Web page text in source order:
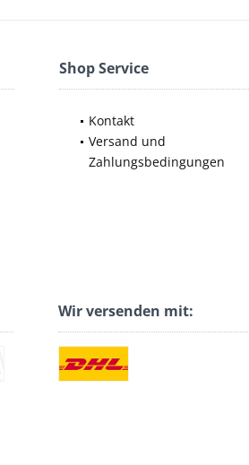
Shop Service
Kontakt
Versand und
Zahlungsbedingungen
Wir versenden mit: